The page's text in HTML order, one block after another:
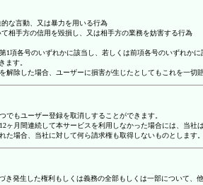
な言動、又は暴力を用いる行為
相手方の信用を毀損し、又は相手方の業務を妨害する行為
1項各号のいずれかに該当し、若しくは前項各号のいずれか
ます。
解除した場合、ユーザーに損害が生じたとしてもこれを一切
でもユーザー登録を取消しすることができます。
ヶ月間連続して本サービスを利用しなかった場合には、当
た場合、当社に対して何ら請求権も取得しないものとしま
き発生した権利もしくは義務の全部もしくは一部について、